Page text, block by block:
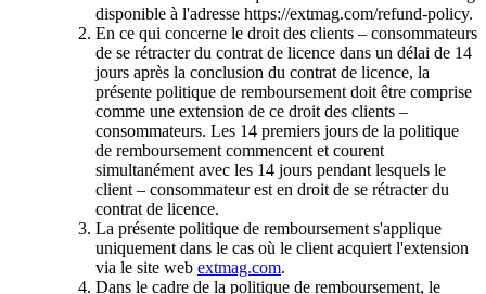
disponible à l'adresse https://extmag.com/refund-policy.
En ce qui concerne le droit des clients – consommateurs
de se rétracter du contrat de licence dans un délai de 14
jours après la conclusion du contrat de licence, la
présente politique de remboursement doit être comprise
comme une extension de ce droit des clients –
consommateurs. Les 14 premiers jours de la politique
de remboursement commencent et courent
simultanément avec les 14 jours pendant lesquels le
client – consommateur est en droit de se rétracter du
contrat de licence.
La présente politique de remboursement s'applique
uniquement dans le cas où le client acquiert l'extension
via le site web extmag.com.
Dans le cadre de la politique de remboursement, le